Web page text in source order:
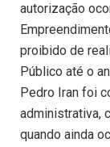
autorização
proibido de
Público até o
Pedro Iran foi
administrativa,
quando ainda